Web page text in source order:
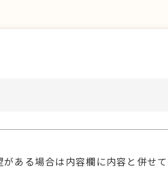
ある場合は内容欄に内容と併せ